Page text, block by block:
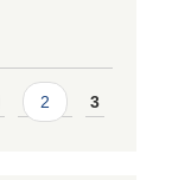
2 3